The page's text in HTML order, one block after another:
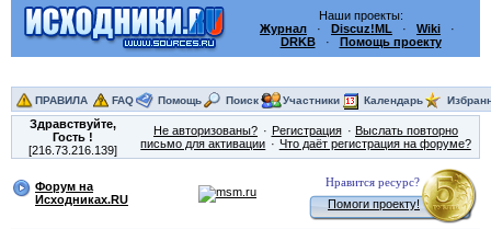
Наши проекты:
Журнал · Discuz!ML · Wiki ·
DRKB· Помощь проекту
ПРАВИЛА FAQ Помощь Поиск Участники Календарь
Здравствуйте,
Гость!
[216.73.216.139]
Не авторизованы? Регистрация
Выслать повторно
письмо для активации
Что даёт регистрация на форуме?
Форум на
Исходниках.RU
Нравится ресурс?
Помоги проекту!